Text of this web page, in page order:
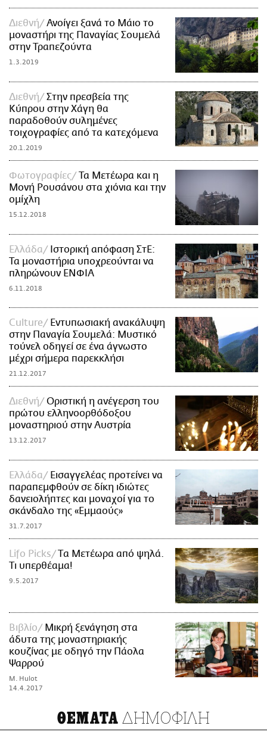
Διεθνή
Ανοίγει ξανά το Μάιο το
μοναστήρι της Παναγίας Σουμελά
στην Τραπεζούντα
1.3.2019
Διεθνή
Στην πρεσβεία της
Κύπρου στην Χάγη θα
παραδοθούν συλημένες
τοιχογραφίες από τα κατεχόμενα
20.1.2019
Φωτογραφίες
Τα Μετέωρα και η
Μονή Ρουσάνου στα χιόνια και την
ομίχλη
15.12.2018
Ελλάδα
Ιστορική απόφαση ΣτΕ:
Τα μοναστήρια υποχρεούνται να
πληρώνουν ΕΝΦΙΑ
6.11.2018
Culture
Εντυπωσιακή ανακάλυψη
στην Παναγία Σουμελά: Μυστικό
τούνελ οδηγεί σε ένα άγνωστο
μέχρι σήμερα παρεκκλήσι
21.12.2017
Διεθνή
Οριστική η ανέγερση του
πρώτου ελληνοορθόδοξου
μοναστηριού στην Αυστρία
13.12.2017
Ελλάδα
Εισαγγελέας προτείνει να
παραπεμφθούν σε δίκη ιδιώτες
δανειολήπτες και μοναχοί για το
σκάνδαλο της «Εμμαούς»
31.7.2017
Lifo Picks
Tα Μετέωρα από ψηλά.
Τι υπερθέαμα!
9.5.2017
Βιβλίο
Μικρή ξενάγηση στα
άδυτα της μοναστηριακής
κουζίνας με οδηγό την Πάολα
Ψαρρού
M. Hulot
14.4.2017
ΘΕΜΑΤΑ ΔΗΜΟΦΙΛΗ